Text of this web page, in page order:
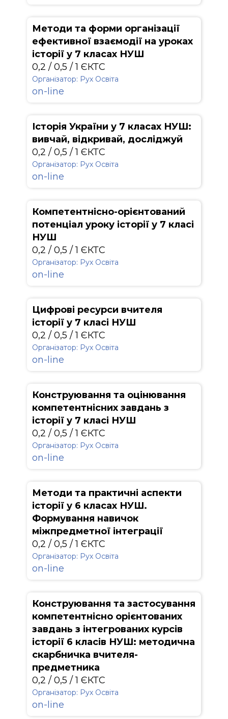
Методи та форми організації
ефективної взаємодії на уроках
історії у 7 класах НУШ
0,2 / 0,5 / 1 ЄКТС
Організатор: Рух Освіта
on-line
Історія України у 7 класах НУШ:
вивчай, відкривай, досліджуй
0,2 / 0,5 / 1 ЄКТС
Організатор: Рух Освіта
on-line
Компетентнісно-орієнтований
потенціал уроку історії у 7 класі
НУШ
0,2 / 0,5 / 1 ЄКТС
Організатор: Рух Освіта
on-line
Цифрові ресурси вчителя
історії у 7 класі НУШ
0,2 / 0,5 / 1 ЄКТС
Організатор: Рух Освіта
on-line
Конструювання та оцінювання
компетентнісних завдань з
історії у 7 класі НУШ
0,2 / 0,5 / 1 ЄКТС
Організатор: Рух Освіта
on-line
Методи та практичні аспекти
історії у 6 класах НУШ.
Формування навичок
міжпредметної інтеграції
0,2 / 0,5 / 1 ЄКТС
Організатор: Рух Освіта
on-line
Конструювання та застосування
компетентнісно орієнтованих
завдань з інтегрованих курсів
історії 6 класів НУШ: методична
скарбничка вчителя-
предметника
0,2 / 0,5 / 1 ЄКТС
Організатор: Рух Освіта
on-line